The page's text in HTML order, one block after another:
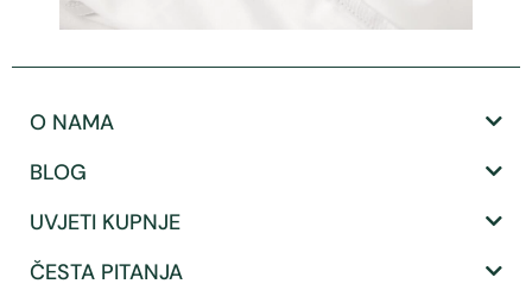
O NAMA
BLOG
UVJETI KUPNJE
ČESTA PITANJA